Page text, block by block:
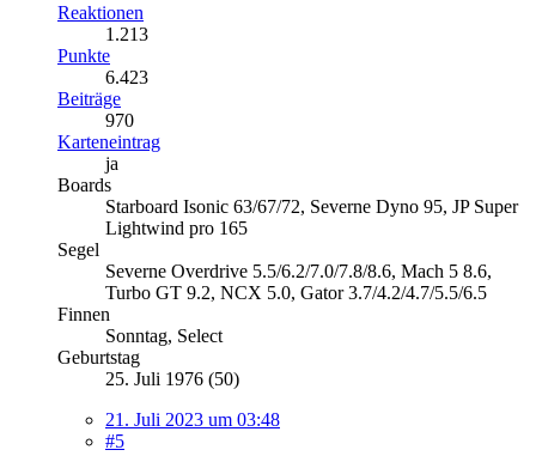
Reaktionen
1.213
Punkte
6.423
Beiträge
970
Karteneintrag
ja
Boards
Starboard Isonic 63/67/72, Severne Dyno 95, JP Super
Lightwind pro 165
Segel
Severne Overdrive 5.5/6.2/7.0/7.8/8.6, Mach 5 8.6,
Turbo GT 9.2, NCX 5.0, Gator 3.7/4.2/4.7/5.5/6.5
Finnen
Sonntag, Select
Geburtstag
25. Juli 1976 (50)
21. Juli 2023 um 03:48
#5